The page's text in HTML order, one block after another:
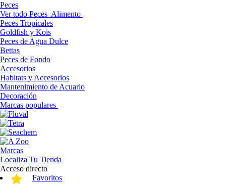
Peces
Ver todo Peces Alimento
Peces Tropicales
Goldfish y Kois
Peces de Agua Dulce
Bettas
Peces de Fondo
Accesorios
Habitats y Accesorios
Mantenimiento de Acuario
Decoración
Marcas populares
Marcas
Localiza Tu Tienda
Acceso directo
Favoritos